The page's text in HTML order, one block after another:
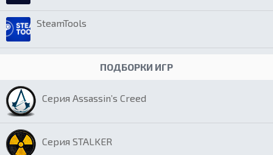
SteamTools
ПОДБОРКИ ИГР
Серия Assassin’s Creed
Серия STALKER